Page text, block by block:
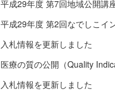
平成29年度 第7回地域公開講
平成29年度 第2回なでしこイ
入札情報を更新しました
医療の質の公開（Quality
入札情報を更新しました